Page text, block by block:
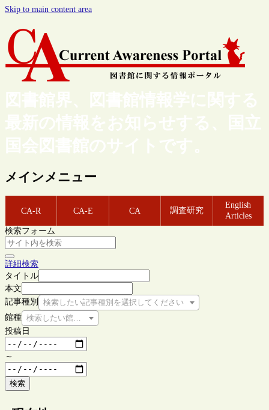
Skip to main content area
図書館界、図書館情報学に関する
最新の情報をお知らせする、国立
国会図書館のサイトです。
メインメニュー
CA-R CA-E CA 調査研究
English
Articles
検索フォーム
詳細検索
タイトル
本文
記事種別
検索したい記事種別を選択してください
館種 検索したい館種を選択してください
投稿日
～
検索